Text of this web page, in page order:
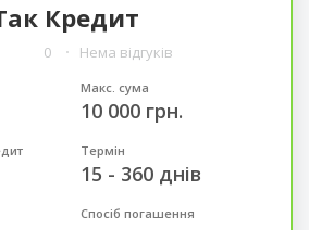
Кредит
0 Нема відгуків
Макс. сума
10 000 грн.
Термін
15 - 360 днів
Спосіб погашення